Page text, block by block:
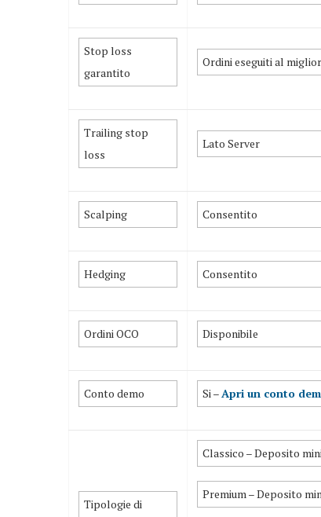
Stop loss
garantito
Ordini eseguiti al
Trailing stop
loss
Lato Server
Scalping Consentito
Hedging Consentito
Ordini OCO Disponibile
Conto demo Si – Apri un conto
Tipologie di
Classico – Deposito
Premium – Deposito